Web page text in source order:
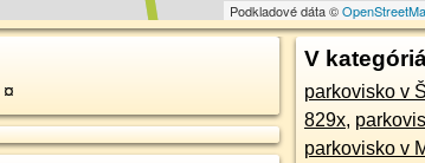
Podkladové dáta ©
¤
V
parkovisko v
829x,
parkovisko v